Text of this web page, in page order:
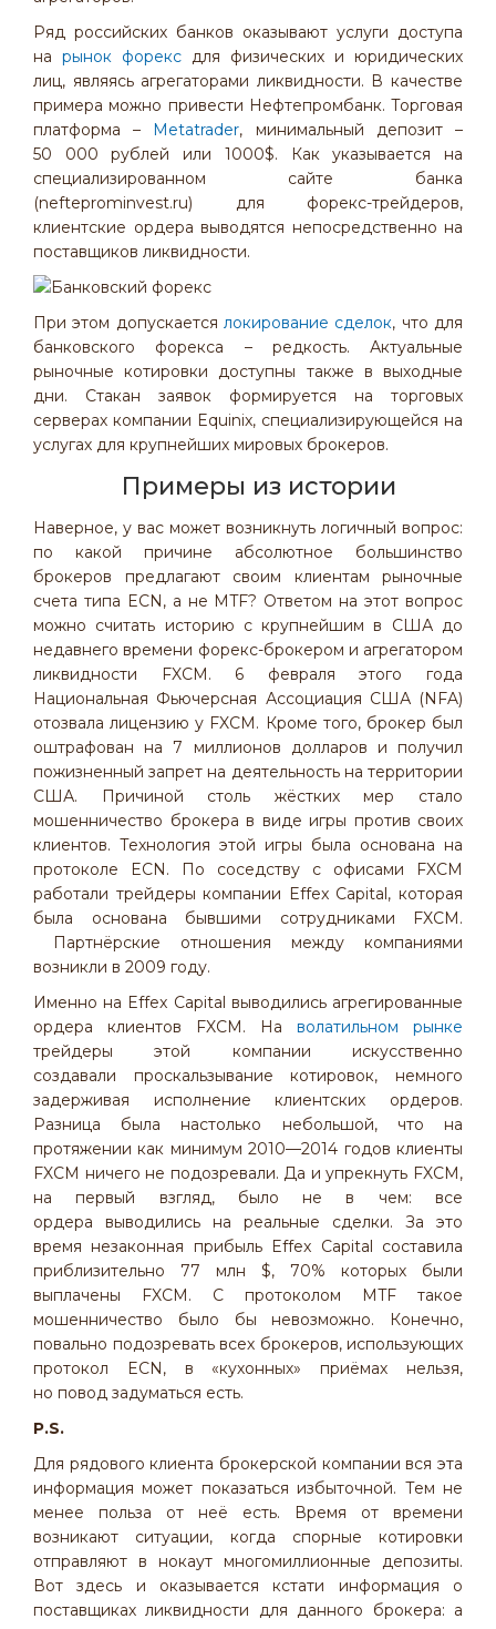
Ряд российских банков оказывают услуги доступа
на рынок форекс для физических и юридических
лиц, являясь агрегаторами ликвидности. В качестве
примера можно привести Нефтепромбанк. Торговая
платформа – Metatrader, минимальный депозит –
50 000 рублей или 1000$. Как указывается на
специализированном сайте банка
(nefteprominvest.ru) для форекс-трейдеров,
клиентские ордера выводятся непосредственно на
поставщиков ликвидности.
При этом допускается локирование сделок, что для
банковского форекса – редкость. Актуальные
рыночные котировки доступны также в выходные
дни. Стакан заявок формируется на торговых
серверах компании Equinix, специализирующейся на
услугах для крупнейших мировых брокеров.
Примеры из истории
Наверное, у вас может возникнуть логичный вопрос:
по какой причине абсолютное большинство
брокеров предлагают своим клиентам рыночные
счета типа ECN, а не MTF? Ответом на этот вопрос
можно считать историю с крупнейшим в США до
недавнего времени форекс-брокером и агрегатором
ликвидности FXCM. 6 февраля этого года
Национальная Фьючерсная Ассоциация США (NFA)
отозвала лицензию у FXCM. Кроме того, брокер был
оштрафован на 7 миллионов долларов и получил
пожизненный запрет на деятельность на территории
США. Причиной столь жёстких мер стало
мошенничество брокера в виде игры против своих
клиентов. Технология этой игры была основана на
протоколе ECN. По соседству с офисами FXCM
работали трейдеры компании Effex Capital, которая
была основана бывшими сотрудниками FXCM.
Партнёрские отношения между компаниями
возникли в 2009 году.
Именно на Effex Capital выводились агрегированные
ордера клиентов FXCM. На волатильном рынке
трейдеры этой компании искусственно
создавали проскальзывание котировок, немного
задерживая исполнение клиентских ордеров.
Разница была настолько небольшой, что на
протяжении как минимум 2010—2014 годов клиенты
FXCM ничего не подозревали. Да и упрекнуть FXCM,
на первый взгляд, было не в чем: все
ордера выводились на реальные сделки. За это
время незаконная прибыль Effex Capital составила
приблизительно 77 млн $, 70% которых были
выплачены FXCM. С протоколом MTF такое
мошенничество было бы невозможно. Конечно,
повально подозревать всех брокеров, использующих
протокол ECN, в «кухонных» приёмах нельзя,
но повод задуматься есть.
P.S.
Для рядового клиента брокерской компании вся эта
информация может показаться избыточной. Тем не
менее польза от неё есть. Время от времени
возникают ситуации, когда спорные котировки
отправляют в нокаут многомиллионные депозиты.
Вот здесь и оказывается кстати информация о
поставщиках ликвидности для данного брокера: а